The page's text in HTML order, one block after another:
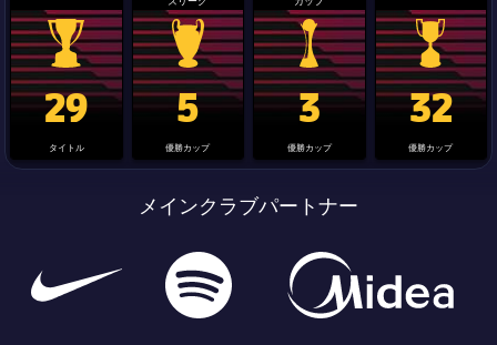
La Liga trophy
29
タイトル
Champions League trophy
5
優勝カップ
label.aria.clubworldcup
3
優勝カップ
国王杯
32
優勝カップ
メインクラブパートナー